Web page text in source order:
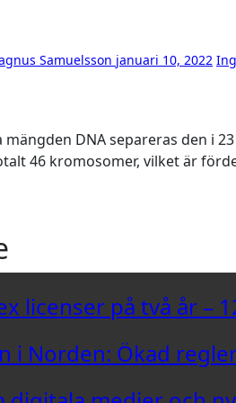
Samuelsson januari 10, 2022
46 kromosomer, vilket är
licenser på två år –
i Norden: Ökad